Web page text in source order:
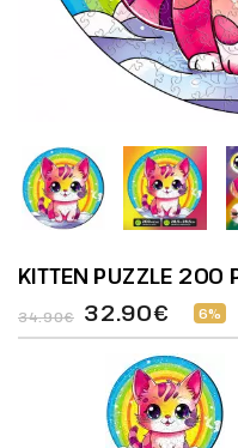
KITTEN PUZZLE 200
34.90€ 32.90€ 6%